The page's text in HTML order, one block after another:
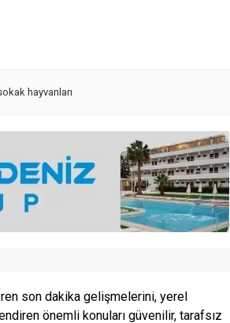
hayvanları
son dakika gelişmelerini, yerel
önemli konuları güvenilir, tarafsız